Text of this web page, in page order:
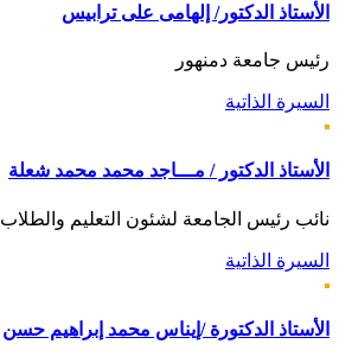
الأستاذ الدكتور/ إلهامى على ترابيس
رئيس جامعة دمنهور
السيرة الذاتية
الأستاذ الدكتور / مـــاجد محمد محمد شعلة
نائب رئيس الجامعة لشئون التعليم والطلاب
السيرة الذاتية
الأستاذ الدكتورة /إيناس محمد إبراهيم حسن